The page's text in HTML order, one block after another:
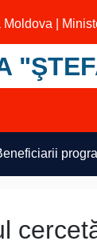
Moldova |